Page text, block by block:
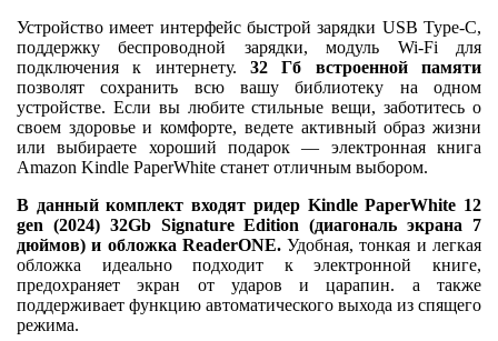
Устройство имеет интерфейс быстрой зарядки USB Type-C,
поддержку беспроводной зарядки, модуль Wi-Fi для
подключения к интернету. 32 Гб встроенной памяти
позволят сохранить всю вашу библиотеку на одном
устройстве. Если вы любите стильные вещи, заботитесь о
своем здоровье и комфорте, ведете активный образ жизни
или выбираете хороший подарок — электронная книга
Amazon Kindle PaperWhite станет отличным выбором.
В данный комплект входят ридер Kindle PaperWhite 12
gen (2024) 32Gb Signature Edition (диагональ экрана 7
дюймов) и обложка ReaderONE.Удобная, тонкая и легкая
обложка идеально подходит к электронной книге,
предохраняет экран от ударов и царапин. а также
поддерживает функцию автоматического выхода из спящего
режима.